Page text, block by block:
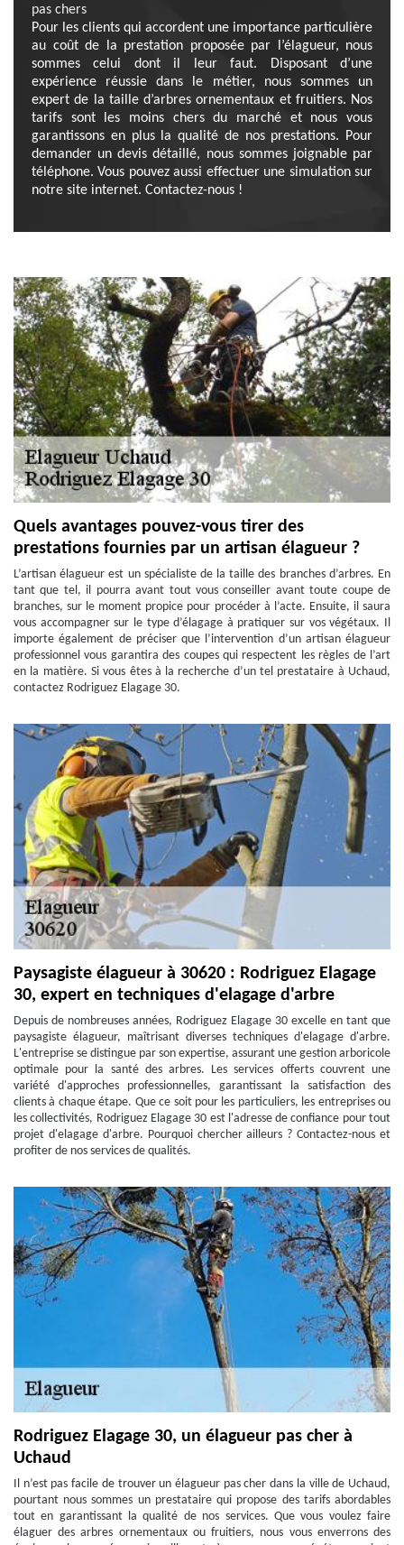
pas chers
Pour les clients qui accordent une importance particulière
au coût de la prestation proposée par l’élagueur, nous
sommes celui dont il leur faut. Disposant d’une
expérience réussie dans le métier, nous sommes un
expert de la taille d’arbres ornementaux et fruitiers. Nos
tarifs sont les moins chers du marché et nous vous
garantissons en plus la qualité de nos prestations. Pour
demander un devis détaillé, nous sommes joignable par
téléphone. Vous pouvez aussi effectuer une simulation sur
notre site internet. Contactez-nous !
Quels avantages pouvez-vous tirer des
prestations fournies par un artisan élagueur ?
L’artisan élagueur est un spécialiste de la taille des branches d’arbres. En
tant que tel, il pourra avant tout vous conseiller avant toute coupe de
branches, sur le moment propice pour procéder à l’acte. Ensuite, il saura
vous accompagner sur le type d’élagage à pratiquer sur vos végétaux. Il
importe également de préciser que l’intervention d’un artisan élagueur
professionnel vous garantira des coupes qui respectent les règles de l’art
en la matière. Si vous êtes à la recherche d’un tel prestataire à Uchaud,
contactez Rodriguez Elagage 30.
Paysagiste élagueur à 30620 : Rodriguez Elagage
30, expert en techniques d'elagage d'arbre
Depuis de nombreuses années, Rodriguez Elagage 30 excelle en tant que
paysagiste élagueur, maîtrisant diverses techniques d'elagage d'arbre.
L'entreprise se distingue par son expertise, assurant une gestion arboricole
optimale pour la santé des arbres. Les services offerts couvrent une
variété d'approches professionnelles, garantissant la satisfaction des
clients à chaque étape. Que ce soit pour les particuliers, les entreprises ou
les collectivités, Rodriguez Elagage 30 est l'adresse de confiance pour tout
projet d'elagage d'arbre. Pourquoi chercher ailleurs ? Contactez-nous et
profiter de nos services de qualités.
Rodriguez Elagage 30, un élagueur pas cher à
Uchaud
Il n’est pas facile de trouver un élagueur pas cher dans la ville de Uchaud,
pourtant nous sommes un prestataire qui propose des tarifs abordables
tout en garantissant la qualité de nos services. Que vous voulez faire
élaguer des arbres ornementaux ou fruitiers, nous vous enverrons des